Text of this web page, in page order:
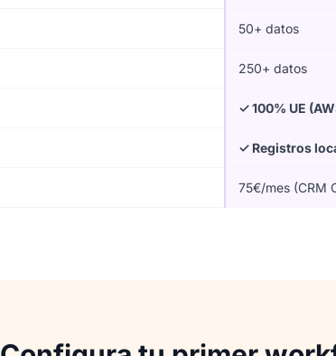
50+ datos
250+ datos
✓ 100% UE
✓ Registros
75€/mes (CRM